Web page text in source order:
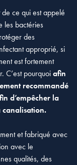
ce qui est appelé
les bactéries
des
approprié, si
est fortement
C’est pourquoiafin
recommandé
d’empêcher la
et fabriqué avec
avec le
qualités, des